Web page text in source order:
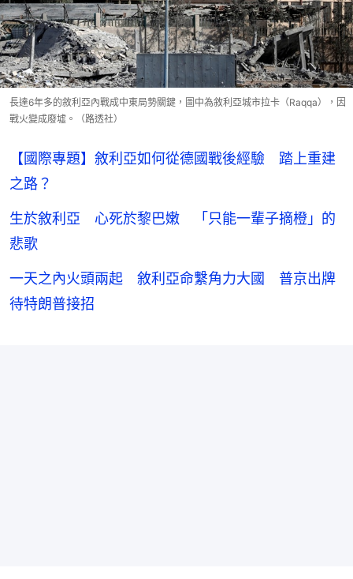
長達6年多的敘利亞內戰成中東局勢關鍵，圖中為敘利亞城市拉卡（Raqqa），因
戰火變成廢墟。（路透社）
【國際專題】敘利亞如何從德國戰後經驗 踏上重建
之路？
生於敘利亞 心死於黎巴嫩 「只能一輩子摘橙」的
悲歌
一天之內火頭兩起 敘利亞命繫角力大國 普京出牌
待特朗普接招